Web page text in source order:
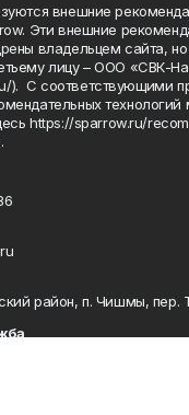
внешние
Эти внешние
владельцем сайта,
лицу – ООО «СВК-
). С соответствующими
https://sparrow.ru/
район, п. Чишмы, пер.